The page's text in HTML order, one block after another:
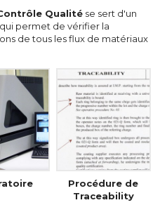
Qualité se sert d'un
permet de vérifier la
de tous les flux de matériaux
Procédure de
Traceability